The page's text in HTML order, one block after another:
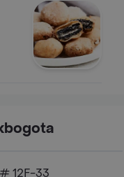
12F-33